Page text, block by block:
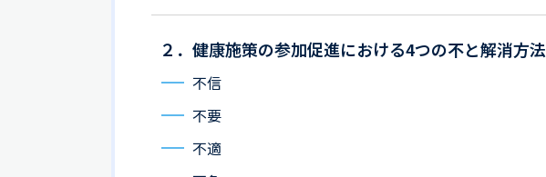
２．健康施策の参加促進における4つの不と解消方法
不信
不要
不適